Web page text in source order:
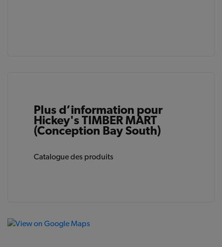
Plus d’information pour
Hickey's TIMBER MART
(Conception Bay South)
Catalogue des produits